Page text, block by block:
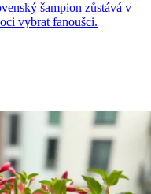
šampion zůstává v
vybrat fanoušci.